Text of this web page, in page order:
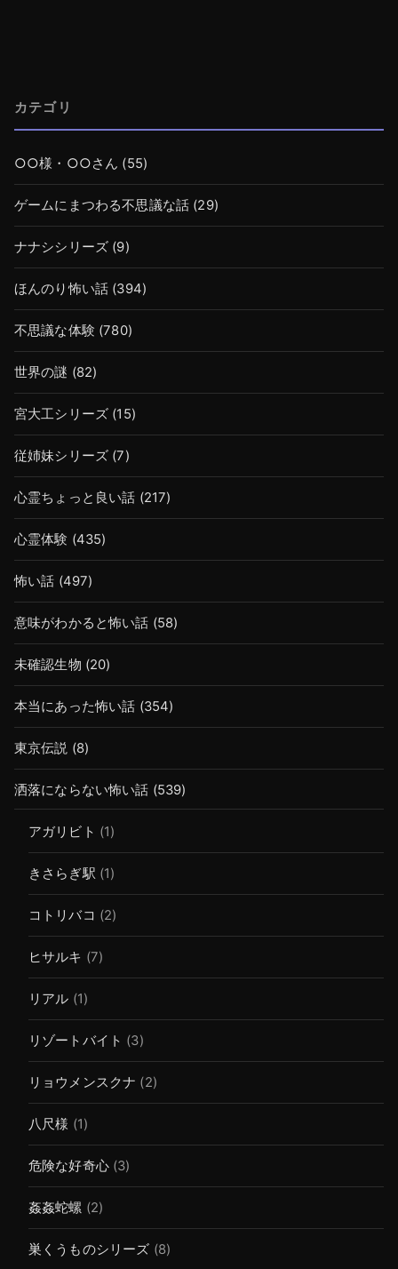
カテゴリ
○○様・○○さん (55)
ゲームにまつわる不思議な話 (29)
ナナシシリーズ (9)
ほんのり怖い話 (394)
不思議な体験 (780)
世界の謎 (82)
宮大工シリーズ (15)
従姉妹シリーズ (7)
心霊ちょっと良い話 (217)
心霊体験 (435)
怖い話 (497)
意味がわかると怖い話 (58)
未確認生物 (20)
本当にあった怖い話 (354)
東京伝説 (8)
洒落にならない怖い話 (539)
アガリビト (1)
きさらぎ駅 (1)
コトリバコ (2)
ヒサルキ (7)
リアル (1)
リゾートバイト (3)
リョウメンスクナ (2)
八尺様 (1)
危険な好奇心(3)
姦姦蛇螺 (2)
巣くうものシリーズ (8)